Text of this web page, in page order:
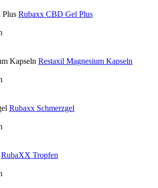
Rubaxx CBD Gel Plus
Restaxil Magnesium Kapseln
Rubaxx Schmerzgel
RubaXX Tropfen